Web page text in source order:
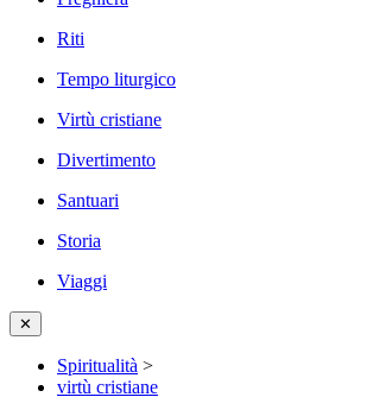
Riti
Tempo liturgico
Virtù cristiane
Divertimento
Santuari
Storia
Viaggi
✕
Spiritualità >
virtù cristiane